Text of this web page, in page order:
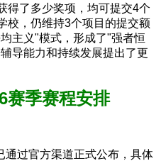
得了多少奖项，均可提交4个
校，仍维持3个项目的提交额
主义"模式，形成了"强者恒
导能力和持续发展提出了更
赛季赛程安排
通过官方渠道正式公布，具体